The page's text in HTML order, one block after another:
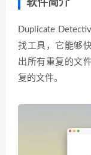
软件简介
Duplicate
找工具，它能够
出所有重复的文
复的文件。